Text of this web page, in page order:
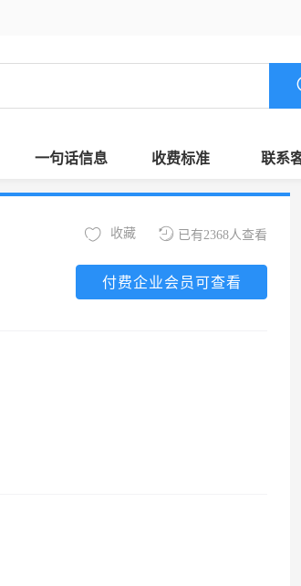
一句话信息 收费标准 联系
已有2368人查看
收藏
付费企业会员可查看